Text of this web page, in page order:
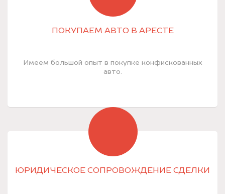
ПОКУПАЕМ АВТО В АРЕСТЕ
Имеем большой опыт в покупке конфискованных
авто.
ЮРИДИЧЕСКОЕ СОПРОВОЖДЕНИЕ СДЕЛКИ